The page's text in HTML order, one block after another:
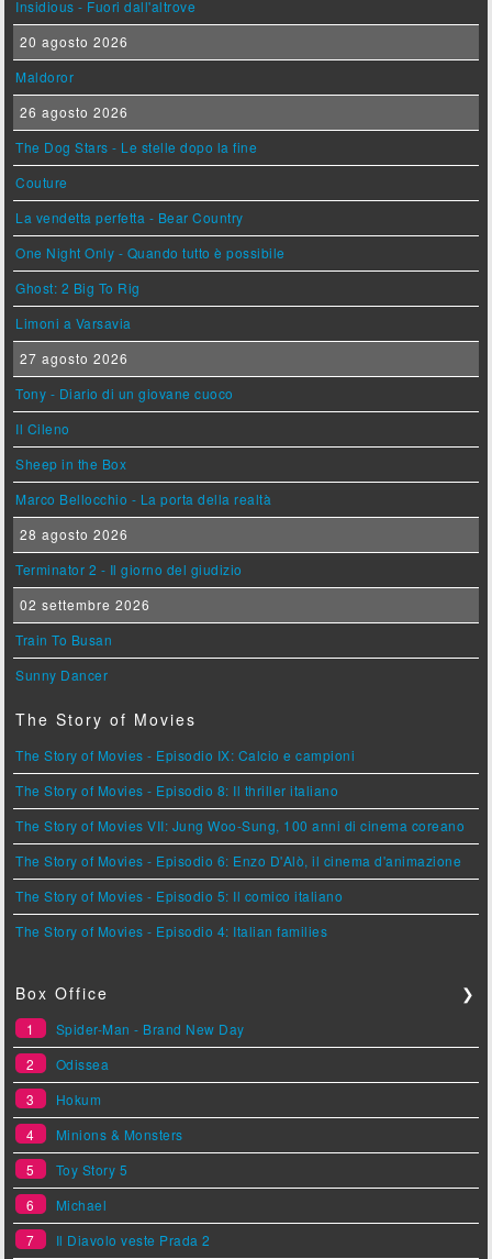
Insidious - Fuori dall'altrove
20 agosto 2026
Maldoror
26 agosto 2026
The Dog Stars - Le stelle dopo la fine
Couture
La vendetta perfetta - Bear Country
One Night Only - Quando tutto è possibile
Ghost: 2 Big To Rig
Limoni a Varsavia
27 agosto 2026
Tony - Diario di un giovane cuoco
Il Cileno
Sheep in the Box
Marco Bellocchio - La porta della realtà
28 agosto 2026
Terminator 2 - Il giorno del giudizio
02 settembre 2026
Train To Busan
Sunny Dancer
The Story of Movies
The Story of Movies - Episodio IX: Calcio e campioni
The Story of Movies - Episodio 8: Il thriller italiano
The Story of Movies VII: Jung Woo-Sung, 100 anni di cinema coreano
The Story of Movies - Episodio 6: Enzo D'Alò, il cinema d'animazione
The Story of Movies - Episodio 5: Il comico italiano
The Story of Movies - Episodio 4: Italian families
Box Office ❯
1
Spider-Man - Brand New Day
2
Odissea
3
Hokum
4
Minions & Monsters
5
Toy Story 5
6
Michael
7
Il Diavolo veste Prada 2